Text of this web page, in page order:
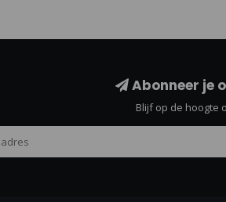
Abonneer je
Blijf op de hoogte